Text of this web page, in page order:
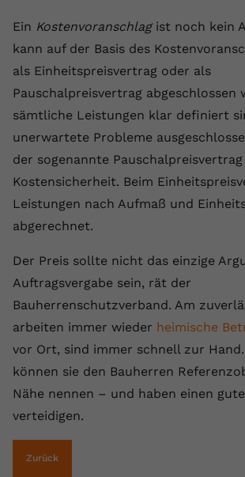
Ein Kostenvoranschlagist noch kein
kann auf der Basis des
als Einheitspreisvertrag oder als
Pauschalpreisvertrag abgeschlossen
sämtliche Leistungen klar definiert
unerwartete Probleme
der sogenannte
Kostensicherheit. Beim
Leistungen nach Aufmaß und
abgerechnet.
Der Preis sollte nicht das einzige
Auftragsvergabe sein, rät der
Bauherrenschutzverband. Am
arbeiten immer wieder heimische
vor Ort, sind immer schnell zur
können sie den Bauherren
Nähe nennen – und haben einen
verteidigen.
Zurück
Laufzeit Session
YouTube setzt diesen
Videopräferenzen des
speichern, der
Videos verwendet.